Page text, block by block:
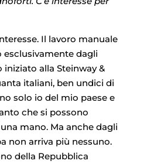
Il lavoro manuale
esclusivamente dagli
alla Steinway &
italiani, ben undici di
solo io del mio paese e
che si possono
mano. Ma anche dagli
non arriva più nessuno.
della Repubblica